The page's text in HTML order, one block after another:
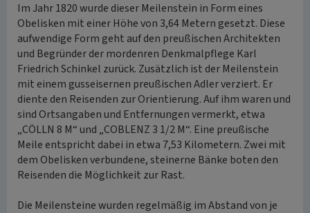
Im Jahr 1820 wurde dieser Meilenstein in Form eines
Obelisken mit einer Höhe von 3,64 Metern gesetzt. Diese
aufwendige Form geht auf den preußischen Architekten
und Begründer der mordenren Denkmalpflege Karl
Friedrich Schinkel zurück. Zusätzlich ist der Meilenstein
mit einem gusseisernen preußischen Adler verziert. Er
diente den Reisenden zur Orientierung. Auf ihm waren und
sind Ortsangaben und Entfernungen vermerkt, etwa
„CÖLLN 8 M“ und „COBLENZ 3 1/2 M“. Eine preußische
Meile entspricht dabei in etwa 7,53 Kilometern. Zwei mit
dem Obelisken verbundene, steinerne Bänke boten den
Reisenden die Möglichkeit zur Rast.
Die Meilensteine wurden regelmäßig im Abstand von je